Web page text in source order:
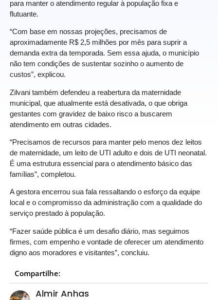
para manter o atendimento regular à população fixa e
flutuante.
“Com base em nossas projeções, precisamos de
aproximadamente R$ 2,5 milhões por mês para suprir a
demanda extra da temporada. Sem essa ajuda, o município
não tem condições de sustentar sozinho o aumento de
custos”, explicou.
Zilvani também defendeu a reabertura da maternidade
municipal, que atualmente está desativada, o que obriga
gestantes com gravidez de baixo risco a buscarem
atendimento em outras cidades.
“Precisamos de recursos para manter pelo menos dez leitos
de maternidade, um leito de UTI adulto e dois de UTI neonatal.
É uma estrutura essencial para o atendimento básico das
famílias”, completou.
A gestora encerrou sua fala ressaltando o esforço da equipe
local e o compromisso da administração com a qualidade do
serviço prestado à população.
“Fazer saúde pública é um desafio diário, mas seguimos
firmes, com empenho e vontade de oferecer um atendimento
digno aos moradores e visitantes”, concluiu.
Compartilhe:
Almir Anhas